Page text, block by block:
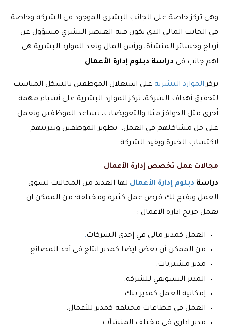
وهي تركز خاصة على الجانب البشري الموجود في الشركة وخاصة
في الجانب المالي الذي يكون فيه العنصر البشري مسؤول عن
أرباح وخسائر المنشأة، ورأس المال وتعد الموارد البشرية هي
اهم جانب في دراسة دبلوم إدارة الأعمال.
تركزالموارد البشرية على استغلال الموظفين بالشكل المناسب
لتحقيق أهداف الشركة، تركز الموارد البشرية على أشياء مهمة
أخرى مثل الحوافز مثلا والتعويضات، تساعد الموظفين وتعمل
على حل مشاكلهم في العمل، تطوير الموظفين وتدريبهم
لاكتساب الخبرة ويفيد الشركة.
مجالات عمل تخصص إدارة الأعمال
دراسة دبلوم إدارة الأعمال لها العديد من المجالات لسوق
العمل ويفتح لك فرص عمل كثيرة ومختلفة؛ من الممكن ان
يعمل خريج ادارة الاعمال :
العمل كمدير مالي في إحدى الشركات.
من الممكن أن بعض ايضا كمدير انتاج في أحد المصانع.
مدير مشتريات.
المدير التسويقي للشركة.
إمكانية العمل كمدير بنك.
العمل في قطاعات مختلفة كمدير للأعمال.
مدير اداري في مختلف المنشآت.